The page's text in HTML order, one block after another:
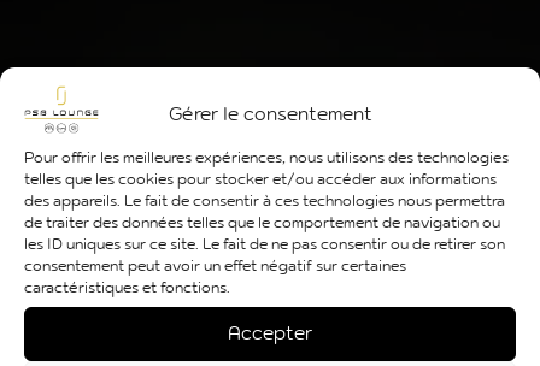
Gérer le consentement
Pour offrir les meilleures expériences, nous utilisons des technologies
telles que les cookies pour stocker et/ou accéder aux informations
des appareils. Le fait de consentir à ces technologies nous permettra
de traiter des données telles que le comportement de navigation ou
les ID uniques sur ce site. Le fait de ne pas consentir ou de retirer son
consentement peut avoir un effet négatif sur certaines
caractéristiques et fonctions.
Accepter